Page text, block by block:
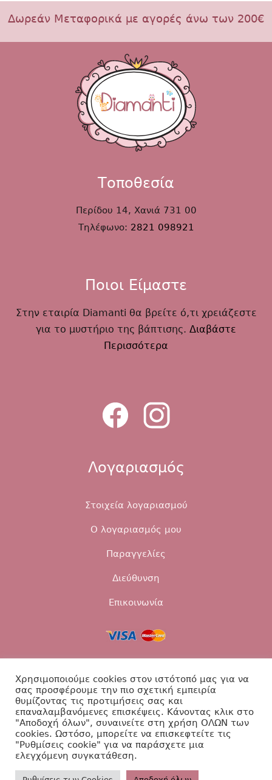
Δωρεάν Μεταφορικά με αγορές άνω των 200€
Τοποθεσία
Περίδου 14, Χανιά 731 00
Τηλέφωνο: 2821 098921
Ποιοι Είμαστε
Στην εταιρία Diamanti θα βρείτε ό,τι χρειάζεστε
για το μυστήριο της βάπτισης. Διαβάστε
Περισσότερα
Λογαριασμός
Στοιχεία λογαριασμού
Ο λογαριασμός μου
Παραγγελίες
Διεύθυνση
Επικοινωνία
Τρόποι αποστολής Τρόποι πληρωμής
Επιστροφές Πολιτική Απορρήτου
Επικοινωνία
Χρησιμοποιούμε cookies στον ιστότοπό μας για να
σας προσφέρουμε την πιο σχετική εμπειρία
θυμίζοντας τις προτιμήσεις σας και
επαναλαμβανόμενες επισκέψεις. Κάνοντας κλικ στο
"Αποδοχή όλων", συναινείτε στη χρήση ΟΛΩΝ των
cookies. Ωστόσο, μπορείτε να επισκεφτείτε τις
"Ρυθμίσεις cookie" για να παράσχετε μια
ελεγχόμενη συγκατάθεση.